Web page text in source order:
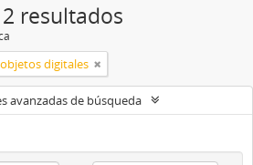
resultados
digitales
avanzadas de búsqueda